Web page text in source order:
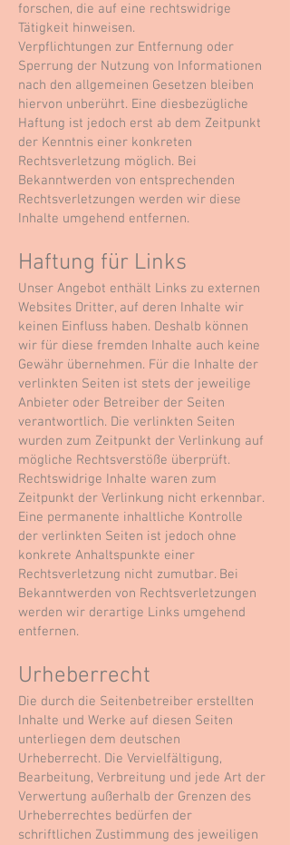
forschen, die auf eine rechtswidrige
Tätigkeit hinweisen.
Verpflichtungen zur Entfernung oder
Sperrung der Nutzung von Informationen
nach den allgemeinen Gesetzen bleiben
hiervon unberührt. Eine diesbezügliche
Haftung ist jedoch erst ab dem Zeitpunkt
der Kenntnis einer konkreten
Rechtsverletzung möglich. Bei
Bekanntwerden von entsprechenden
Rechtsverletzungen werden wir diese
Inhalte umgehend entfernen.
Haftung für Links
Unser Angebot enthält Links zu externen
Websites Dritter, auf deren Inhalte wir
keinen Einfluss haben. Deshalb können
wir für diese fremden Inhalte auch keine
Gewähr übernehmen. Für die Inhalte der
verlinkten Seiten ist stets der jeweilige
Anbieter oder Betreiber der Seiten
verantwortlich. Die verlinkten Seiten
wurden zum Zeitpunkt der Verlinkung auf
mögliche Rechtsverstöße überprüft.
Rechtswidrige Inhalte waren zum
Zeitpunkt der Verlinkung nicht erkennbar.
Eine permanente inhaltliche Kontrolle
der verlinkten Seiten ist jedoch ohne
konkrete Anhaltspunkte einer
Rechtsverletzung nicht zumutbar. Bei
Bekanntwerden von Rechtsverletzungen
werden wir derartige Links umgehend
entfernen.
Urheberrecht
Die durch die Seitenbetreiber erstellten
Inhalte und Werke auf diesen Seiten
unterliegen dem deutschen
Urheberrecht. Die Vervielfältigung,
Bearbeitung, Verbreitung und jede Art der
Verwertung außerhalb der Grenzen des
Urheberrechtes bedürfen der
schriftlichen Zustimmung des jeweiligen